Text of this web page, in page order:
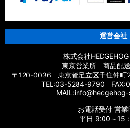
運営会社
株式会社
東京営業所 商品配
〒120-0036 東京都足立区千住仲
TEL:03-5284-9790
お電話受付 営業
平日 9:00～15